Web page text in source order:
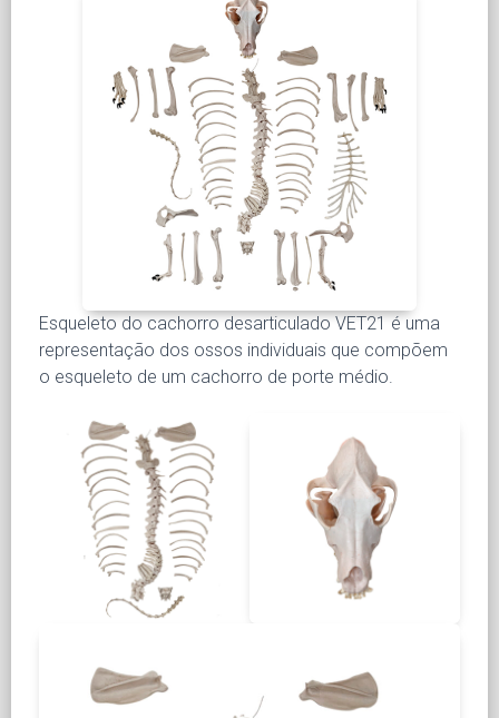
Esqueleto do cachorro desarticulado VET21 é uma
representação dos ossos individuais que compõem
o esqueleto de um cachorro de porte médio.